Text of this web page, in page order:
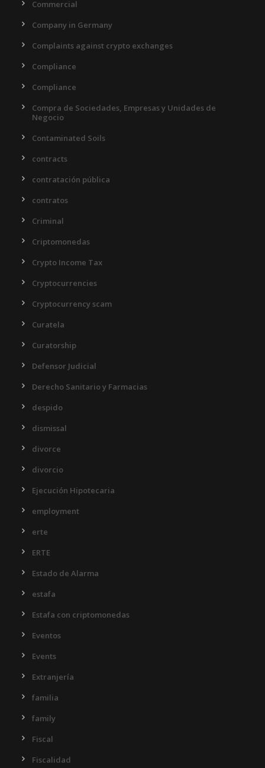
Commercial
Company in Germany
Complaints against crypto exchanges
Compliance
Compliance
Compra de Sociedades, Empresas y Unidades de
Negocio
Contaminated Soils
contracts
contratación pública
contratos
Criminal
Criptomonedas
Crypto Income Tax
Cryptocurrencies
Cryptocurrency scam
Curatela
Curatorship
Defensor Judicial
Derecho Sanitario y Farmacias
despido
dismissal
divorce
divorcio
Ejecución Hipotecaria
employment
erte
ERTE
Estado de Alarma
estafa
Estafa con criptomonedas
Eventos
Events
Extranjería
familia
family
Fiscal
Fiscalidad